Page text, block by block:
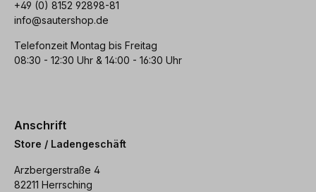
+49 (0) 8152 92898-81
info@sautershop.de
Telefonzeit Montag bis Freitag
08:30 - 12:30 Uhr & 14:00 - 16:30 Uhr
Anschrift
Store / Ladengeschäft
Arzbergerstraße 4
82211 Herrsching